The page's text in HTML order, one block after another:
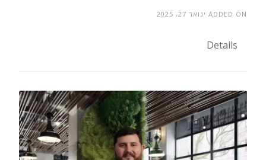
ADDED ON ינואר 27, 2025
Details